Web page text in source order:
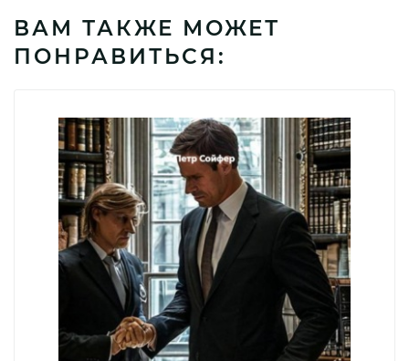
ВАМ ТАКЖЕ МОЖЕТ
ПОНРАВИТЬСЯ: